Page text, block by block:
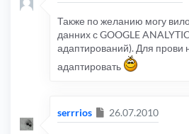
Также по желанию могу
данних с GOOGLE
адаптирований). Для прови
адаптировать
serrrios Сообщение
26.07.2010